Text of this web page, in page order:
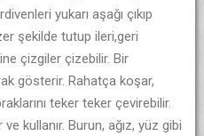
yukarı aşağı çıkıp
şekilde tutup ileri,geri
çizgiler çizebilir. Bir
gösterir. Rahatça koşar,
teker teker çevirebilir.
kullanır. Burun, ağız, yüz gibi